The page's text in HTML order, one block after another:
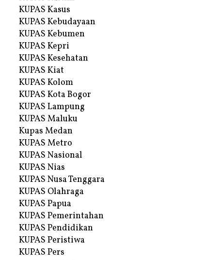
KUPAS Kasus
KUPAS Kebudayaan
KUPAS Kebumen
KUPAS Kepri
KUPAS Kesehatan
KUPAS Kiat
KUPAS Kolom
KUPAS Kota Bogor
KUPAS Lampung
KUPAS Maluku
Kupas Medan
KUPAS Metro
KUPAS Nasional
KUPAS Nias
KUPAS Nusa Tenggara
KUPAS Olahraga
KUPAS Papua
KUPAS Pemerintahan
KUPAS Pendidikan
KUPAS Peristiwa
KUPAS Pers